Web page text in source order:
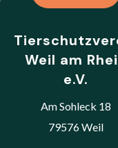
Weil am
e.V.
Am Sohleck 18
79576 Weil